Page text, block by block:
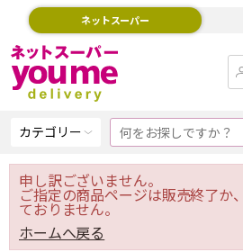
ネットスーパー
カテゴリー
申し訳ございません。
ご指定の商品ページは販売終了か
ておりません。
ホームへ戻る